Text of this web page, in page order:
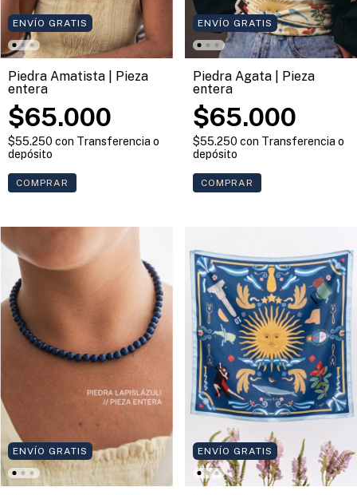
ENVÍO GRATIS
Piedra Amatista | Pieza
entera
$65.000
$55.250 con Transferencia o
depósito
ENVÍO GRATIS
Piedra Agata | Pieza
entera
$65.000
$55.250 con Transferencia o
depósito
COMPRAR
ENVÍO GRATIS ENVÍO GRATIS